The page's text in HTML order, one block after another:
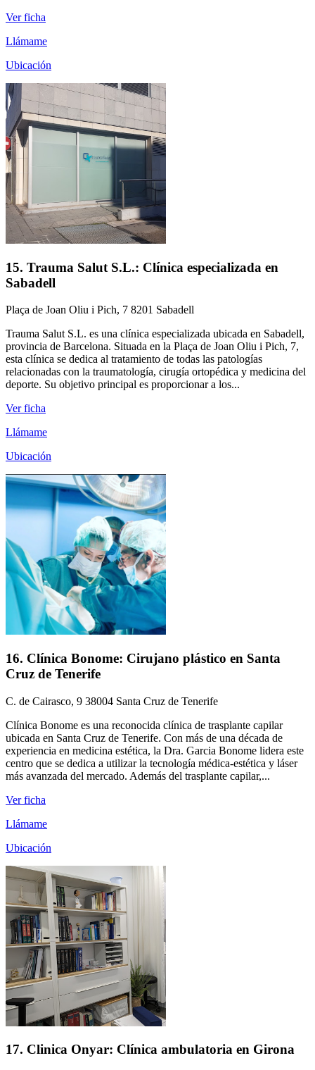
Ver ficha
Llámame
Ubicación
15. Trauma Salut S.L.: Clínica especializada en
Sabadell
Plaça de Joan Oliu i Pich, 7 8201 Sabadell
Trauma Salut S.L. es una clínica especializada ubicada en Sabadell,
provincia de Barcelona. Situada en la Plaça de Joan Oliu i Pich, 7,
esta clínica se dedica al tratamiento de todas las patologías
relacionadas con la traumatología, cirugía ortopédica y medicina del
deporte. Su objetivo principal es proporcionar a los...
Ver ficha
Llámame
Ubicación
16. Clínica Bonome: Cirujano plástico en Santa
Cruz de Tenerife
C. de Cairasco, 9 38004 Santa Cruz de Tenerife
Clínica Bonome es una reconocida clínica de trasplante capilar
ubicada en Santa Cruz de Tenerife. Con más de una década de
experiencia en medicina estética, la Dra. Garcia Bonome lidera este
centro que se dedica a utilizar la tecnología médica-estética y láser
más avanzada del mercado. Además del trasplante capilar,...
Ver ficha
Llámame
Ubicación
17. Clinica Onyar: Clínica ambulatoria en Girona